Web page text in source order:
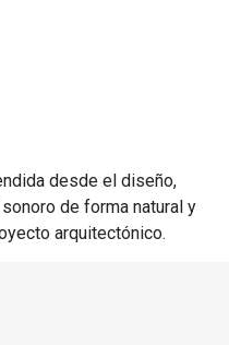
desde el diseño,
de forma natural y
arquitectónico.